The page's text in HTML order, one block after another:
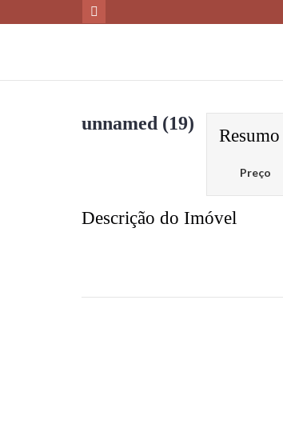
unnamed (19)
Resumo
Preço
Descrição do Imóvel